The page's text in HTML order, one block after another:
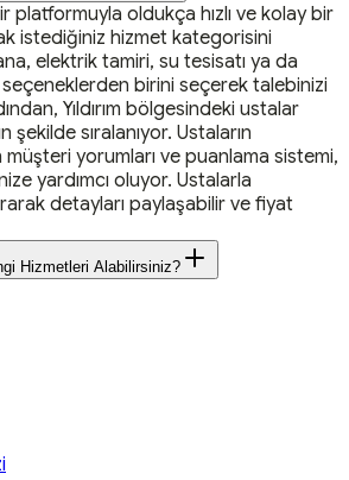
platformuyla oldukça hızlı ve kolay bir
istediğiniz hizmet kategorisini
elektrik tamiri, su tesisatı ya da
birini seçerek talebinizi
Yıldırım bölgesindeki ustalar
şekilde sıralanıyor. Ustaların
yorumları ve puanlama sistemi,
yardımcı oluyor. Ustalarla
detayları paylaşabilir ve fiyat
Hizmetleri Alabilirsiniz?